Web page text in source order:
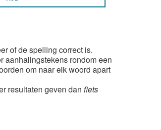
of de spelling correct is.
aanhalingstekens rondom een
om naar elk woord apart
resultaten geven dan fiets